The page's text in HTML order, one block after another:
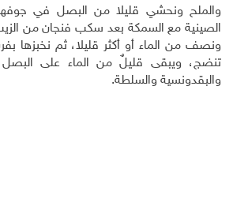
والملح ونحشي قليلا من البصل في
الصينية مع السمكة بعد سكب فنجان من
ونصف من الماء أو أكثر قليلا، ثم نخبزها
تنضج، ويبقى قليلٌ من الماء على البصل
والبقدونسية والسلطة.